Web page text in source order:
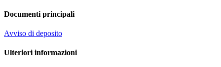
Documenti principali
Avviso di deposito
Ulteriori informazioni